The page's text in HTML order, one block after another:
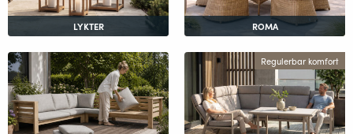
LYKTER ROMA
Regulerbar komfort